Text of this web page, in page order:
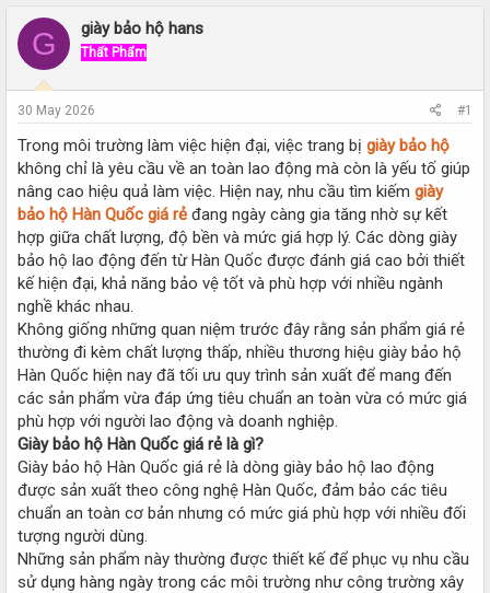
e
d
a
r
e
r
r
t
G giày bảo hộ hans
Thất Phẩm
30 May 2026 #1
Trong môi trường làm việc hiện đại, việc trang bị giày bảo hộ
không chỉ là yêu cầu về an toàn lao động mà còn là yếu tố giúp
nâng cao hiệu quả làm việc. Hiện nay, nhu cầu tìm kiếm giày
bảo hộ Hàn Quốc giá rẻ đang ngày càng gia tăng nhờ sự kết
hợp giữa chất lượng, độ bền và mức giá hợp lý. Các dòng giày
bảo hộ lao động đến từ Hàn Quốc được đánh giá cao bởi thiết
kế hiện đại, khả năng bảo vệ tốt và phù hợp với nhiều ngành
nghề khác nhau.
Không giống những quan niệm trước đây rằng sản phẩm giá rẻ
thường đi kèm chất lượng thấp, nhiều thương hiệu giày bảo hộ
Hàn Quốc hiện nay đã tối ưu quy trình sản xuất để mang đến
các sản phẩm vừa đáp ứng tiêu chuẩn an toàn vừa có mức giá
phù hợp với người lao động và doanh nghiệp.
Giày bảo hộ Hàn Quốc giá rẻ là gì?
Giày bảo hộ Hàn Quốc giá rẻ là dòng giày bảo hộ lao động
được sản xuất theo công nghệ Hàn Quốc, đảm bảo các tiêu
chuẩn an toàn cơ bản nhưng có mức giá phù hợp với nhiều đối
tượng người dùng.
Những sản phẩm này thường được thiết kế để phục vụ nhu cầu
sử dụng hàng ngày trong các môi trường như công trường xây